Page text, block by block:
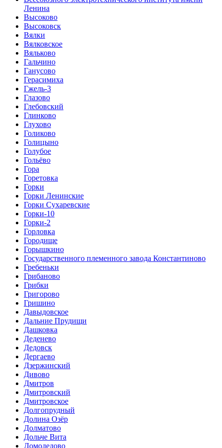
Ленина
Высоково
Высоковск
Вялки
Вялковское
Вяльково
Гальчино
Ганусово
Герасимиха
Гжель-3
Глазово
Глебовский
Глинково
Глухово
Голиково
Голицыно
Голубое
Гольёво
Гора
Горетовка
Горки
Горки Ленинские
Горки Сухаревские
Горки-10
Горки-2
Горловка
Городище
Горышкино
Государственного племенного завода Константиново
Гребеньки
Грибаново
Грибки
Григорово
Гришино
Давыдовское
Дальние Прудищи
Дашковка
Деденево
Дедовск
Дергаево
Дзержинский
Дивово
Дмитров
Дмитровский
Дмитровское
Долгопрудный
Долина Озёр
Долматово
Дольче Вита
Домодедово